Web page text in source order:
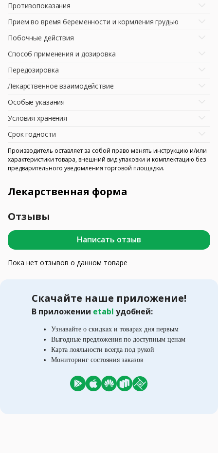
Противопоказания
Прием во время беременности и кормления грудью
Побочные действия
Способ применения и дозировка
Передозировка
Лекарственное взаимодействие
Особые указания
Условия хранения
Срок годности
Производитель оставляет за собой право менять инструкцию и/или
характеристики товара, внешний вид упаковки и комплектацию без
предварительного уведомления торговой площадки.
Лекарственная форма
Отзывы
Написать отзыв
Пока нет отзывов о данном товаре
Скачайте наше приложение!
В приложении etabl удобней:
Узнавайте о скидках и товарах дня первым
Выгодные предложения по доступным ценам
Карта лояльности всегда под рукой
Мониторинг состояния заказов